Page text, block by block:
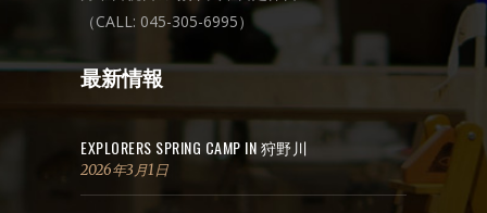
（CALL: 045-305-6995）
最新情報
EXPLORERS SPRING CAMP IN 狩野川
2026年3月1日